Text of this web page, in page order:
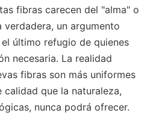
fibras carecen del "alma" o
un argumento
último refugio de quienes
necesaria. La realidad
fibras son más uniformes
que la naturaleza,
nunca podrá ofrecer.